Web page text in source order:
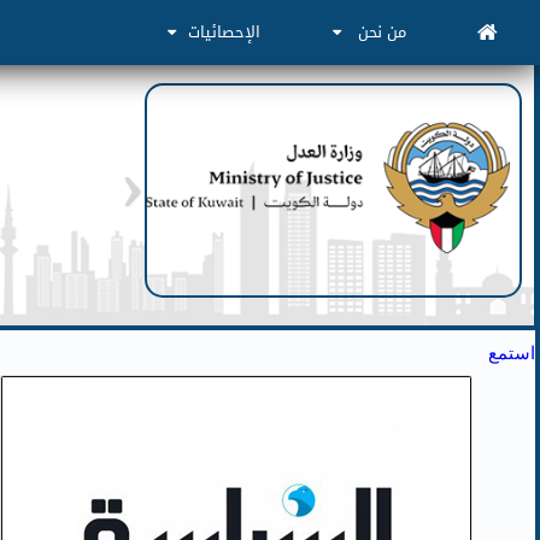
من نحن الإحصائيات
استمع